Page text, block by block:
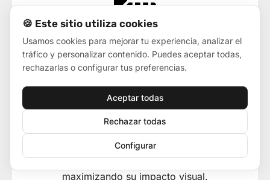
Medidas y Adaptabilidad
publicitarias se presentan en
una amplia gama de medidas, desde tamaños
estándar hasta diseños personalizados según
las necesidades específicas de cada negocio.
Esta adaptabilidad en las dimensiones permite
maximizando su impacto visual.
🍪 Este sitio utiliza cookies
Usamos cookies para mejorar tu experiencia, analizar el
tráfico y personalizar contenido. Puedes aceptar todas,
rechazarlas o configurar tus preferencias.
Aceptar todas
Rechazar todas
Configurar